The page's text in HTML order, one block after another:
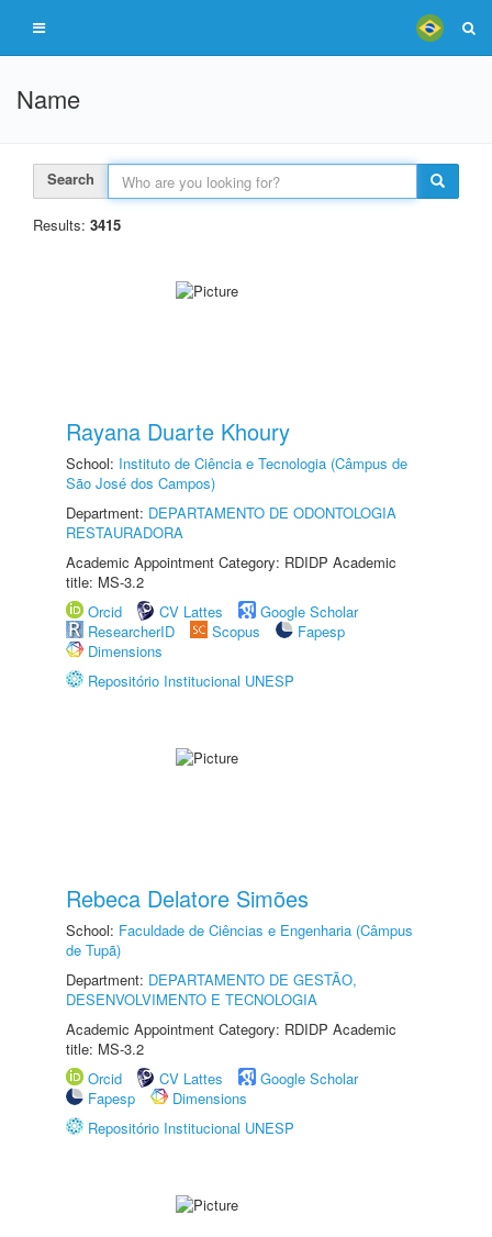
Name
Search
Results: 3415
Rayana Duarte Khoury
School: Instituto de Ciência e Tecnologia (Câmpus de
São José dos Campos)
Department: DEPARTAMENTO DE ODONTOLOGIA
RESTAURADORA
Academic Appointment Category: RDIDP Academic
title: MS-3.2
Orcid
CV Lattes
Google Scholar
ResearcherID
Scopus
Fapesp
Dimensions
Repositório Institucional UNESP
Rebeca Delatore Simões
School: Faculdade de Ciências e Engenharia (Câmpus
de Tupã)
Department: DEPARTAMENTO DE GESTÃO,
DESENVOLVIMENTO E TECNOLOGIA
Academic Appointment Category: RDIDP Academic
title: MS-3.2
Orcid
CV Lattes
Google Scholar
Fapesp
Dimensions
Repositório Institucional UNESP